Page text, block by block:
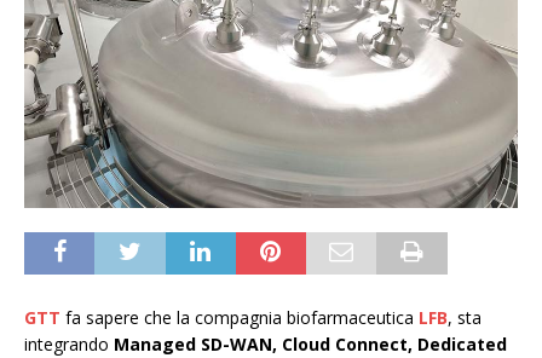
GTT fa sapere che la compagnia biofarmaceutica LFB, sta
integrando Managed SD-WAN, Cloud Connect, Dedicated